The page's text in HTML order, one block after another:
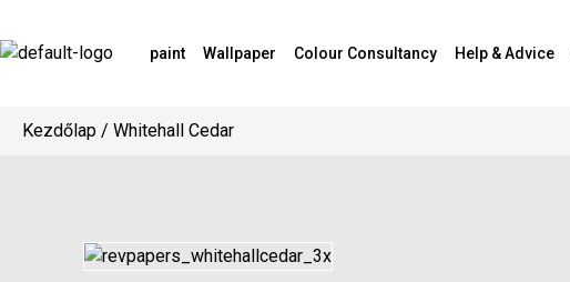
paint Wallpaper Colour Consultancy Help & Advice
Kezdőlap / Whitehall Cedar